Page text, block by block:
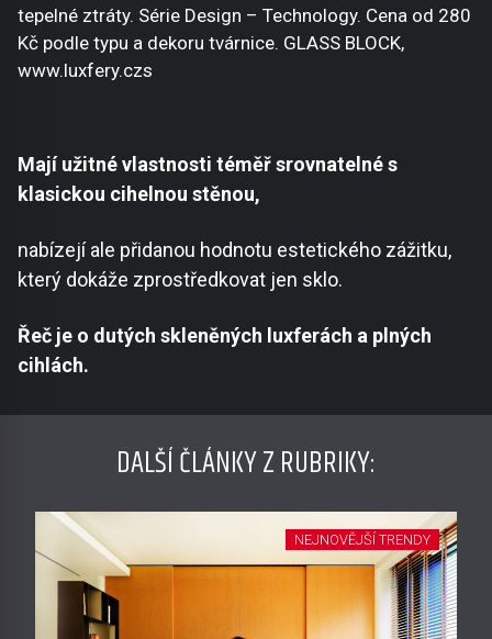
tepelné ztráty. Série Design – Technology. Cena od 280
Kč podle typu a dekoru tvárnice. GLASS BLOCK,
www.luxfery.czs
Mají užitné vlastnosti téměř srovnatelné s
klasickou cihelnou stěnou,
nabízejí ale přidanou hodnotu estetického zážitku,
který dokáže zprostředkovat jen sklo.
Řeč je o dutých skleněných luxferách a plných
cihlách.
DALŠÍ ČLÁNKY Z RUBRIKY:
NEJNOVĚJŠÍ TRENDY